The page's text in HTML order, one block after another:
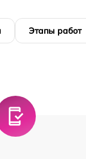
Этапы работ